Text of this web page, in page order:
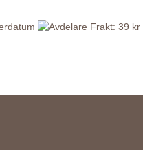
Frakt: 39 kr